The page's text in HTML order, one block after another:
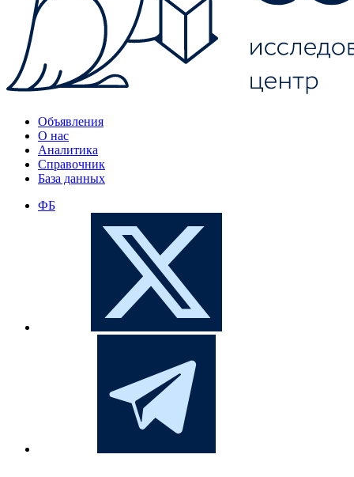
Объявления
О нас
Аналитика
Справочник
База данных
ФБ